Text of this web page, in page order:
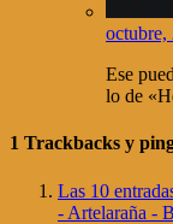
octubre,
Ese
lo de
1 Trackbacks y
Las 10
- Artelaraña -